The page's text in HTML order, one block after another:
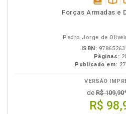
disponível
Forças Armadas e
Pedro Jorge de
ISBN:
Páginas:
Publicado em:
VERSÃO
deR$ 109,90
R$